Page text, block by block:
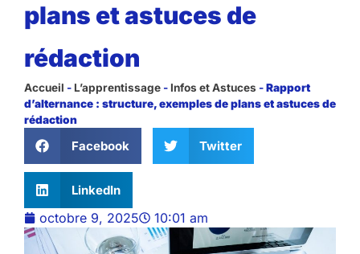
plans et astuces de
rédaction
Accueil - L’apprentissage - Infos et Astuces -Rapport
d’alternance : structure, exemples de plans et astuces de
rédaction
Facebook Twitter
LinkedIn
octobre 9, 2025 10:01 am